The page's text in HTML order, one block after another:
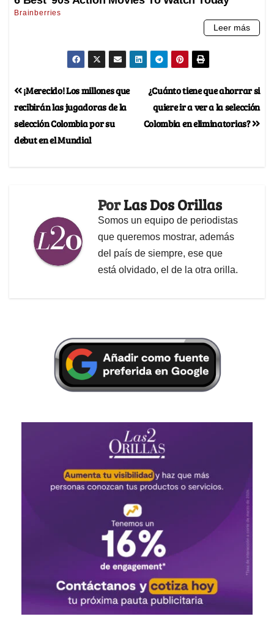
¿Cuánto tiene que ahorrar si
quiere ir a ver a la selección
Colombia en eliminatorias?
¡Merecido! Los millones que
recibirán las jugadoras de la
selección Colombia por su
debut en el Mundial
PorLas Dos Orillas
Somos un equipo de periodistas
que queremos mostrar, además
del país de siempre, ese que
está olvidado, el de la otra orilla.